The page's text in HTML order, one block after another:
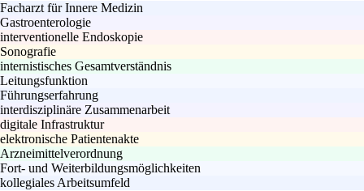
Facharzt für Innere Medizin
Gastroenterologie
interventionelle Endoskopie
Sonografie
internistisches Gesamtverständnis
Leitungsfunktion
Führungserfahrung
interdisziplinäre Zusammenarbeit
digitale Infrastruktur
elektronische Patientenakte
Arzneimittelverordnung
Fort- und Weiterbildungsmöglichkeiten
kollegiales Arbeitsumfeld